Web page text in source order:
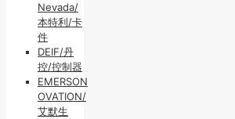
Nevada/
本特利/卡
件
DEIF/丹
控/控制器
EMERSON
OVATION/
艾默生